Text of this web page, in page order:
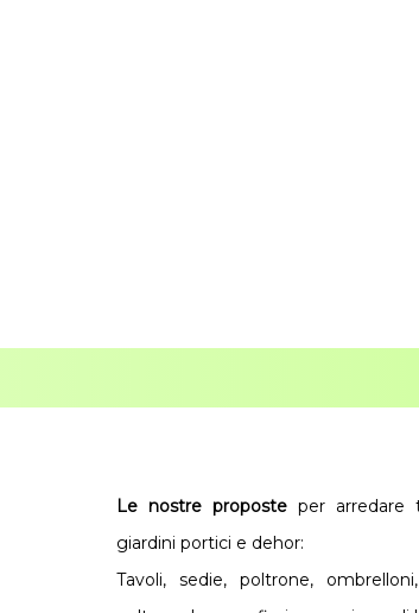
Le nostre proposte per arredare
giardini portici e dehor:
Tavoli, sedie, poltrone,